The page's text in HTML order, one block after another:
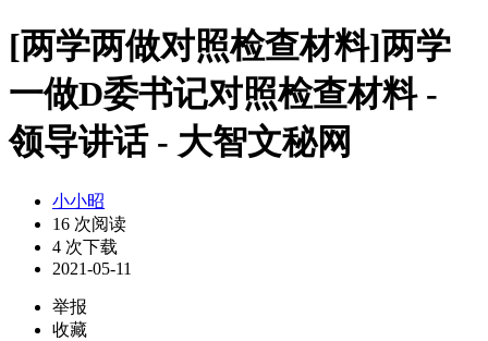
[两学两做对照检查材料]两学
一做D委书记对照检查材料 -
领导讲话 - 大智文秘网
小小昭
16 次阅读
4 次下载
2021-05-11
举报
收藏